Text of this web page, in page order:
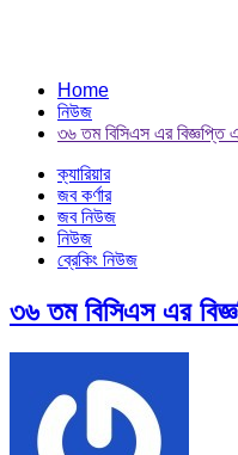
Home
নিউজ
৩৬ তম বিসিএস এর বিজ্ঞপ্তি
ক্যারিয়ার
জব কর্ণার
জব নিউজ
নিউজ
ব্রেকিং নিউজ
৩৬ তম বিসিএস এর